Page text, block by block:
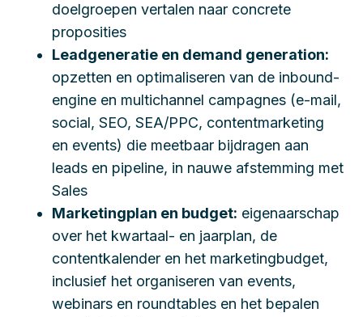
doelgroepen vertalen naar concrete
proposities
Leadgeneratie en demand generation:
opzetten en optimaliseren van de inbound-
engine en multichannel campagnes (e-mail,
social, SEO, SEA/PPC, contentmarketing
en events) die meetbaar bijdragen aan
leads en pipeline, in nauwe afstemming met
Sales
Marketingplan en budget: eigenaarschap
over het kwartaal- en jaarplan, de
contentkalender en het marketingbudget,
inclusief het organiseren van events,
webinars en roundtables en het bepalen